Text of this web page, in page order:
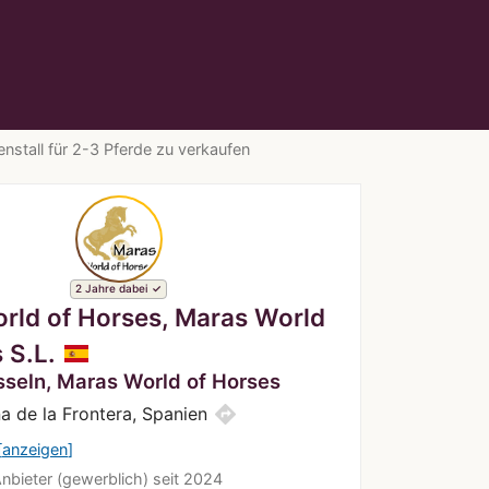
für 2-3 Pferde zu verkaufen
2 Jahre dabei
of Horses, Maras World
S.L.
Maras World of Horses
de la Frontera, Spanien directions
anzeigen
(gewerblich) seit 2024